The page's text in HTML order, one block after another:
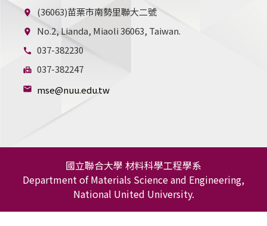
location_on (36063)苗栗市南勢里聯大二號
location_on No.2, Lianda, Miaoli 36063, Taiwan.
call 037-382230
fax 037-382247
mail mse@nuu.edu.tw
國立聯合大學 材料科學工程學系
Department of Materials Science and Engineering,
National United University.